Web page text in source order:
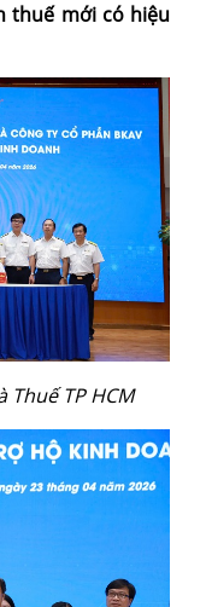
thuế mới có hiệu
Thuế TP HCM